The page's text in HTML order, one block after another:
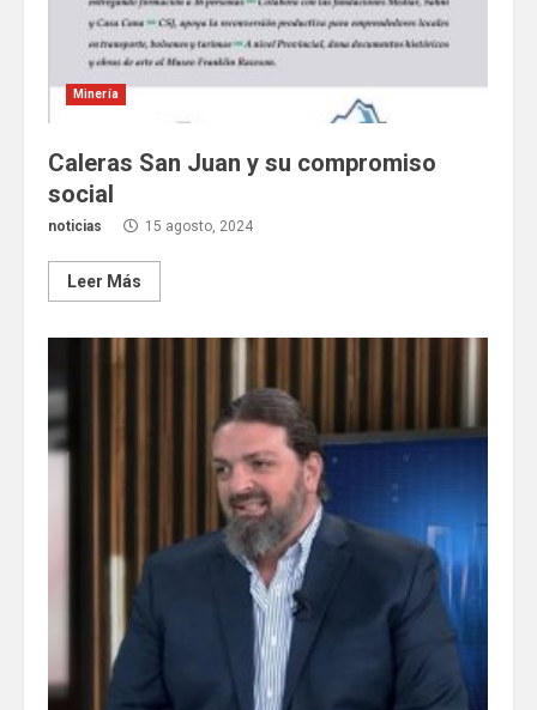
Minería
Caleras San Juan y su compromiso
social
noticias 15 agosto, 2024
Leer Más